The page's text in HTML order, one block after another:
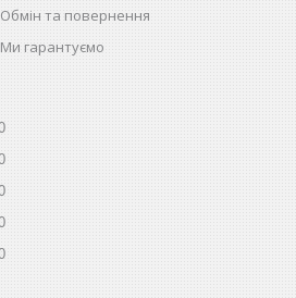
Обмін та повернення
Ми гарантуємо